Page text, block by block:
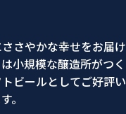
さやかな幸せをお届け
小規模な醸造所がつく
ビールとしてご好評い
。